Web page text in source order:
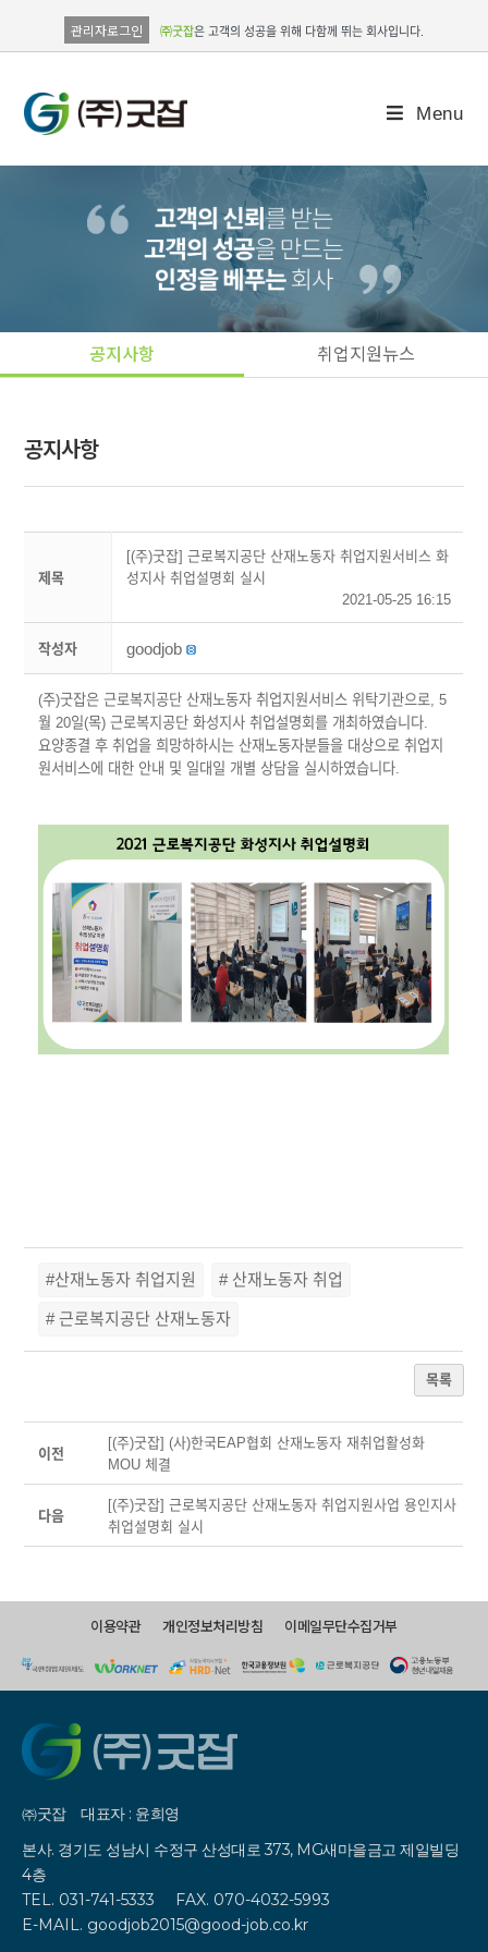
관리자로그인 ㈜굿잡은 고객의 성공을 위해 다함께 뛰는 회사입니다.
Menu
공지사항 취업지원뉴스
공지사항
제목
[(주)굿잡] 근로복지공단 산재노동자 취업지원서비스 화
성지사 취업설명회 실시
2021-05-25 16:15
작성자 goodjob
(주)굿잡은 근로복지공단 산재노동자 취업지원서비스 위탁기관으로, 5
월 20일(목) 근로복지공단 화성지사 취업설명회를 개최하였습니다.
요양종결 후 취업을 희망하하시는 산재노동자분들을 대상으로 취업지
원서비스에 대한 안내 및 일대일 개별 상담을 실시하였습니다.
#산재노동자 취업지원 # 산재노동자 취업
# 근로복지공단 산재노동자
목록
이전
[(주)굿잡] (사)한국EAP협회 산재노동자 재취업활성화
MOU 체결
다음
[(주)굿잡] 근로복지공단 산재노동자 취업지원사업 용인지사
취업설명회 실시
이용약관 개인정보처리방침 이메일무단수집거부
㈜굿잡 대표자 : 윤희영
본사. 경기도 성남시 수정구 산성대로 373, MG새마을금고 제일빌딩
4층
TEL. 031-741-5333
FAX. 070-4032-5993
E-MAIL. goodjob2015@good-job.co.kr